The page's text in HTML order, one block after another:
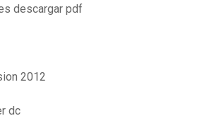
descargar pdf
2012
dc